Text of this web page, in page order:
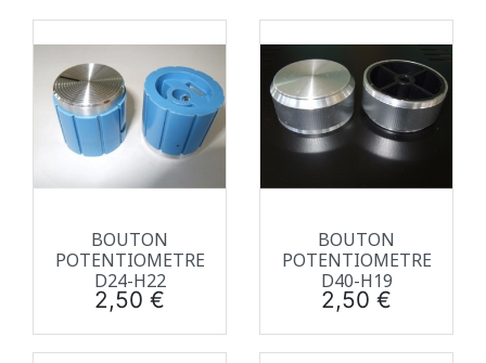
BOUTON
POTENTIOMETRE
D24-H22
Prix
2,50 €
BOUTON
POTENTIOMETRE
D40-H19
Prix
2,50 €